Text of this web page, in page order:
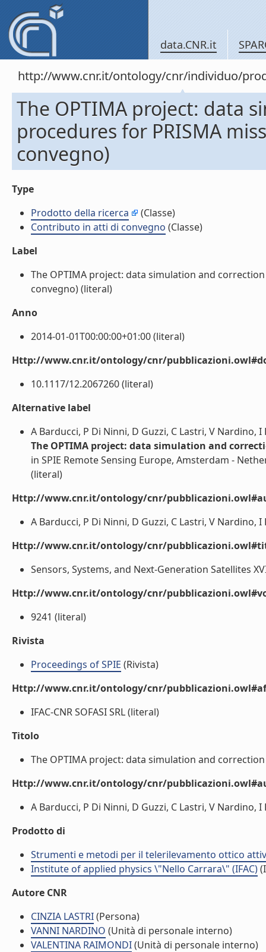
data.CNR.it
http://www.cnr.it/ontology/cnr/individuo/
The OPTIMA project: data
procedures for PRISMA
convegno)
Type
Prodotto della ricerca
(Classe)
Contributo in atti di convegno (Classe)
Label
The OPTIMA project: data simulation and
convegno) (literal)
Anno
2014-01-01T00:00:00+01:00 (literal)
Http://www.cnr.it/ontology/cnr/
10.1117/12.2067260 (literal)
Alternative label
A Barducci, P Di Ninni, D Guzzi, C Lastri, V Nardino,
The OPTIMA project: data simulation and
in SPIE Remote Sensing Europe, Amsterdam -
(literal)
Http://www.cnr.it/ontology/cnr/
A Barducci, P Di Ninni, D Guzzi, C Lastri, V Nardino,
Http://www.cnr.it/ontology/cnr/
Sensors, Systems, and Next-Generation Satellites
Http://www.cnr.it/ontology/cnr/
9241 (literal)
Rivista
Proceedings of SPIE (Rivista)
Http://www.cnr.it/ontology/cnr/
IFAC-CNR SOFASI SRL (literal)
Titolo
The OPTIMA project: data simulation and
Http://www.cnr.it/ontology/cnr/
A Barducci, P Di Ninni, D Guzzi, C Lastri, V Nardino,
Prodotto di
Strumenti e metodi per il telerilevamento ottico
Institute of applied physics \"Nello Carrara\" (IFAC)
Autore CNR
CINZIA LASTRI(Persona)
VANNI NARDINO (Unità di personale interno)
VALENTINA RAIMONDI(Unità di personale interno)